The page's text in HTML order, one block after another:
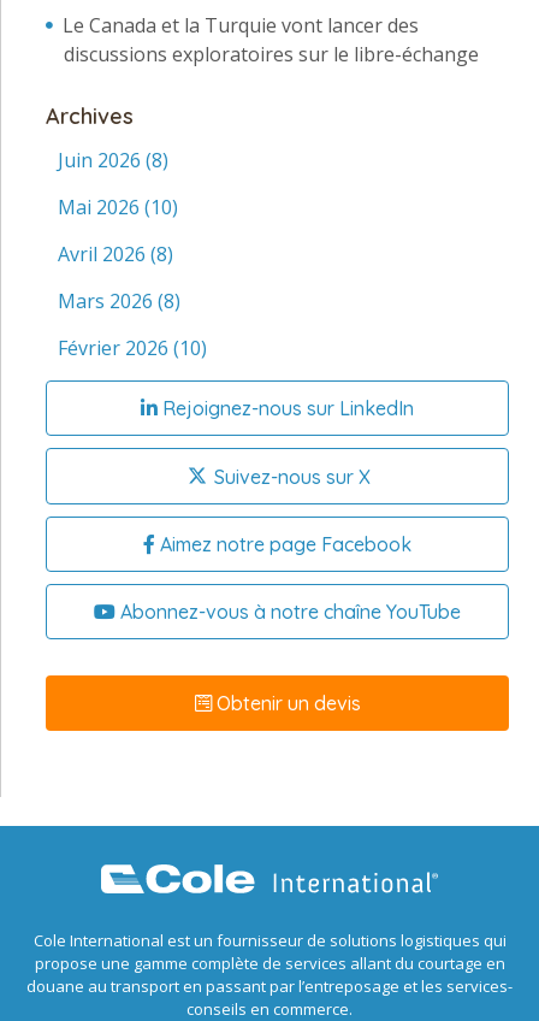
Le Canada et la Turquie vont lancer des
discussions exploratoires sur le libre-échange
Archives
Juin 2026 (8)
Mai 2026 (10)
Avril 2026 (8)
Mars 2026 (8)
Février 2026 (10)
Rejoignez-nous sur LinkedIn
Suivez-nous sur X
Aimez notre page Facebook
Abonnez-vous à notre chaîne YouTube
Obtenir un devis
Cole International est un fournisseur de solutions logistiques qui
propose une gamme complète de services allant du courtage en
douane au transport en passant par l’entreposage et les services-
conseils en commerce.